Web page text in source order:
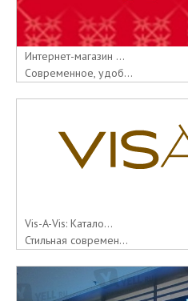
Интернет-магазин ...
Современное, удоб...
Vis-A-Vis: Катало...
Стильная современ...